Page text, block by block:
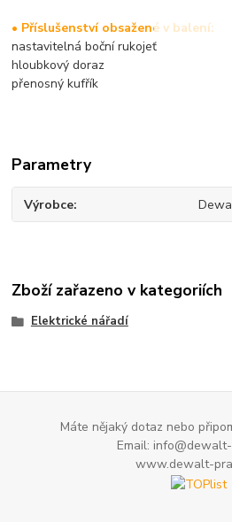
• Příslušenství obsažené v balení:
nastavitelná boční rukojeť
hloubkový doraz
přenosný kufřík
Parametry
Výrobce
Zboží zařazeno v kategoriích
Elektrické nářadí
Máte nějaký dotaz nebo
Email:
www.dewalt-